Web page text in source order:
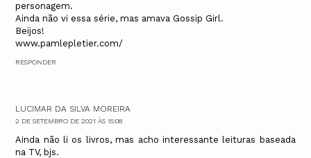
personagem.
Ainda não vi essa série, mas amava Gossip Girl.
Beijos!
www.pamlepletier.com/
RESPONDER
LUCIMAR DA SILVA MOREIRA
2 DE SETEMBRO DE 2021 ÀS 15:08
Ainda não li os livros, mas acho interessante leituras baseada
na TV, bjs.